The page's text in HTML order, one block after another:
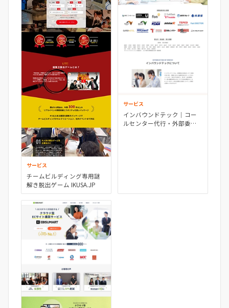
サービス
チームビルディング専用謎
解き脱出ゲーム IKUSA.JP
サービス
インバウンドテック｜コー
ルセンター代行・外部委